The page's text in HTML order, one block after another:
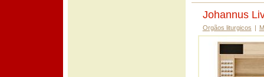
Johannus
Orgãos liturgicos |